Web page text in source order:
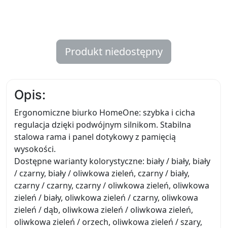
Produkt niedostępny
Opis:
Ergonomiczne biurko HomeOne: szybka i cicha
regulacja dzięki podwójnym silnikom. Stabilna
stalowa rama i panel dotykowy z pamięcią
wysokości.
Dostępne warianty kolorystyczne: biały / biały, biały
/ czarny, biały / oliwkowa zieleń, czarny / biały,
czarny / czarny, czarny / oliwkowa zieleń, oliwkowa
zieleń / biały, oliwkowa zieleń / czarny, oliwkowa
zieleń / dąb, oliwkowa zieleń / oliwkowa zieleń,
oliwkowa zieleń / orzech, oliwkowa zieleń / szary,